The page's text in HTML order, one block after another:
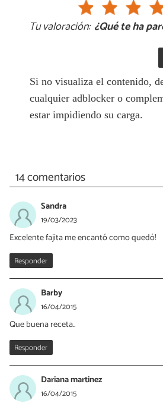
Tu valoración: ¿Qué te ha
Si no visualiza el contenido,
cualquier adblocker o
estar impidiendo su carga.
14 comentarios
Sandra
19/03/2023
Excelente fajita me encantó como quedó!
Responder
Barby
16/04/2015
Que buena receta..
Responder
Dariana martinez
16/04/2015